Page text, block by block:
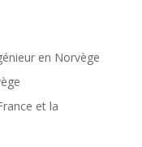
en Norvège
et la